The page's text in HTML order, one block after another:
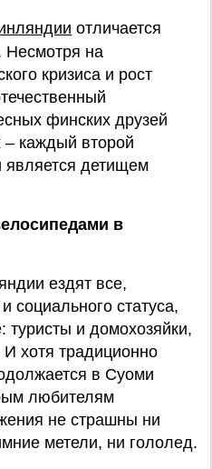
отличается
Несмотря на
кризиса и рост
финских друзей
– каждый второй
детищем
в
ездят все,
социального статуса,
туристы и домохозяйки,
хотя традиционно
в Суоми
любителям
не страшны ни
метели, ни гололед.